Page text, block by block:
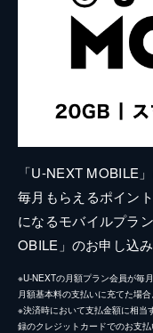
「U-NEXT MOBILE
毎月もらえるポイン
になるモバイルプラ
OBILE」のお申し込
※U-NEXTの月額プラン会員が毎
月額基本料の支払いに充てた場合。
※決済時において支払金額に相当
録のクレジットカードでのお支払